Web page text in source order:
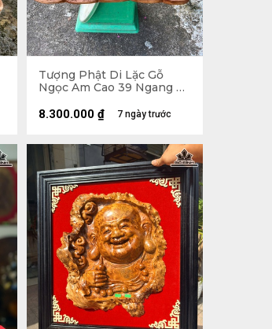
Tượng Phật Di Lặc Gỗ
Ngọc Am Cao 39 Ngang 71
7 ngày trước
8.300.000 ₫